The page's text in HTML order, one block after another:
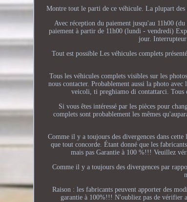
Montre tout le parti de ce véhicule. La plupart
Avec réception du paiement jusqu'au 11h00
paiement à partir de 11h00 (lundi - vendredi)
jour.
Tout est possible Les véhicules complets
Tous les véhicules complets visibles sur les
nous contacter. Probablement aussi la photo
veicoli, ti preghiamo di contattarci. Tous
Si vous êtes intéressé par les pièces pour
complets sont probablement les mêmes
Comme il y a toujours des divergences dans
que tout concorde. Étant donné que les
mais pas Garantie à 100 %!!! Veuillez
Comme il y a toujours des divergences par
Raison : les fabricants peuvent apporter des
garantie à 100%!!! N'oubliez pas de vérifier